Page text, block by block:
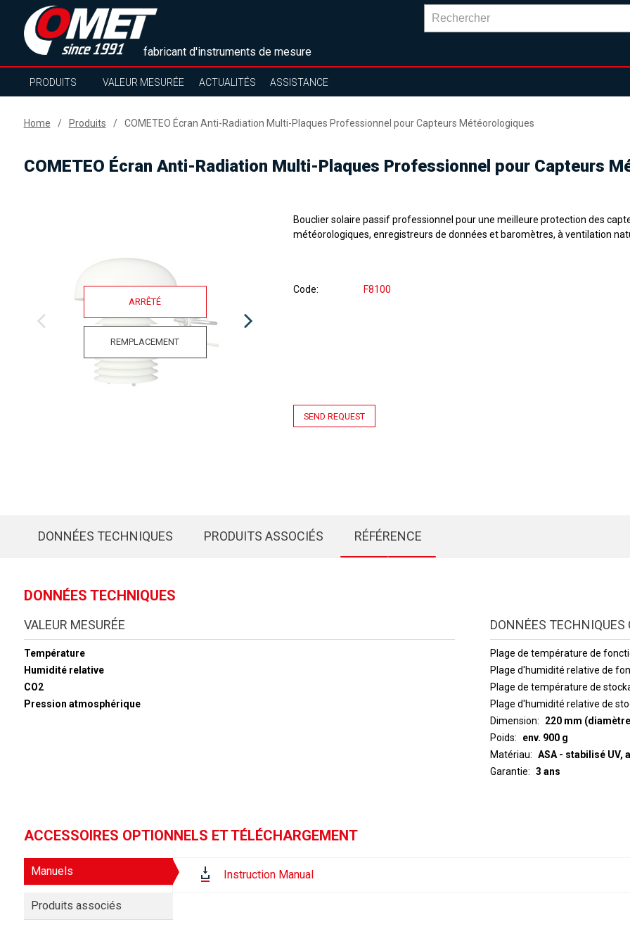
fabricant d'instruments de mesure
PRODUITS VALEUR MESURÉE ACTUALITÉS ASSISTANCE
Home Produits COMETEO Écran Anti-Radiation Multi-Plaques Professionnel pour Capteurs Météorologiques
COMETEO Écran Anti-Radiation Multi-Plaques Professionnel pour Capteurs
ARRÊTÉ
REMPLACEMENT
Bouclier solaire passif professionnel pour une meilleure protection des
météorologiques, enregistreurs de données et baromètres, à ventilation
Code F8100
SEND REQUEST
DONNÉES TECHNIQUES PRODUITS ASSOCIÉS RÉFÉRENCE
DONNÉES TECHNIQUES
VALEUR MESURÉE
Température
Humidité relative
CO2
Pression atmosphérique
DONNÉES TECHNIQUES
Plage de température de
Plage d'humidité relative de
Plage de température de
Plage d'humidité relative de
Dimension
220 mm
Poids
env. 900 g
Matériau
ASA - stabilisé UV,
Garantie
3 ans
ACCESSOIRES OPTIONNELS ET TÉLÉCHARGEMENT
Manuels
Produits associés
Instruction Manual